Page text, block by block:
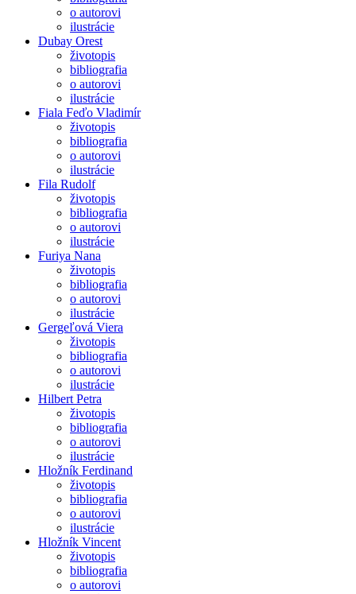
o autorovi
ilustrácie
Dubay Orest
životopis
bibliografia
o autorovi
ilustrácie
Fiala Feďo Vladimír
životopis
bibliografia
o autorovi
ilustrácie
Fila Rudolf
životopis
bibliografia
o autorovi
ilustrácie
Furiya Nana
životopis
bibliografia
o autorovi
ilustrácie
Gergeľová Viera
životopis
bibliografia
o autorovi
ilustrácie
Hilbert Petra
životopis
bibliografia
o autorovi
ilustrácie
Hložník Ferdinand
životopis
bibliografia
o autorovi
ilustrácie
Hložník Vincent
životopis
bibliografia
o autorovi